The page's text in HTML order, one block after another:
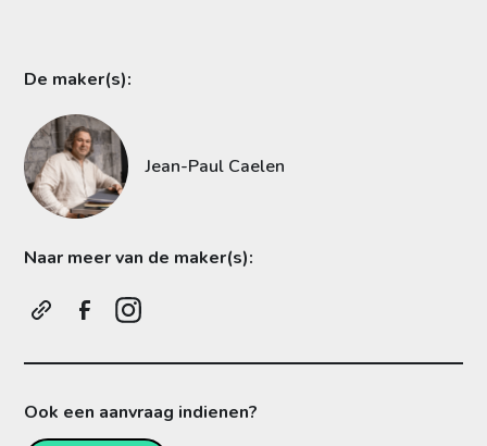
De maker(s):
Jean-Paul Caelen
Naar meer van de maker(s):
Ook een aanvraag indienen?